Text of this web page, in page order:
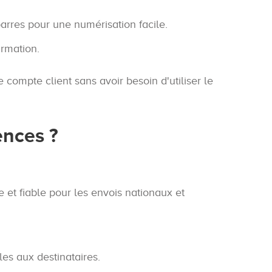
pour une numérisation facile.
compte client sans avoir besoin d'utiliser le
?
et fiable pour les envois nationaux et
aux destinataires.